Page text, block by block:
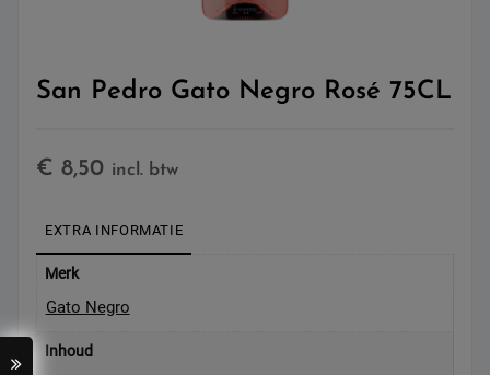
San Pedro Gato Negro Rosé 75CL
€ 8,50 incl. btw
EXTRA INFORMATIE
Merk
Gato Negro
Inhoud